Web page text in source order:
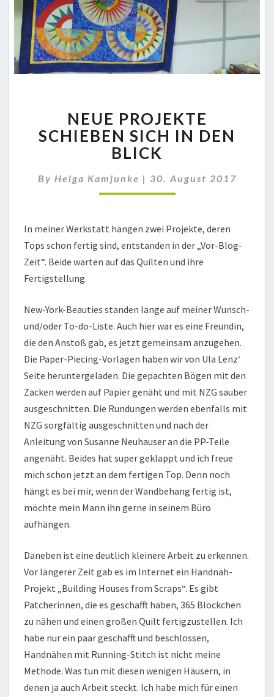
PROJEKTE
SCHIEBEN
SICH
IN
BLICK
NEUE PROJEKTE
SCHIEBEN SICH IN DEN
BLICK
By Helga Kamjunke | 30. August 2017
In meiner Werkstatt hängen zwei Projekte, deren
Tops schon fertig sind, entstanden in der „Vor-Blog-
Zeit“. Beide warten auf das Quilten und ihre
Fertigstellung.
New-York-Beauties standen lange auf meiner Wunsch-
und/oder To-do-Liste. Auch hier war es eine Freundin,
die den Anstoß gab, es jetzt gemeinsam anzugehen.
Die Paper-Piecing-Vorlagen haben wir von Ula Lenz‘
Seite heruntergeladen. Die gepachten Bögen mit den
Zacken werden auf Papier genäht und mit NZG sauber
ausgeschnitten. Die Rundungen werden ebenfalls mit
NZG sorgfältig ausgeschnitten und nach der
Anleitung von Susanne Neuhauser an die PP-Teile
angenäht. Beides hat super geklappt und ich freue
mich schon jetzt an dem fertigen Top. Denn noch
hängt es bei mir, wenn der Wandbehang fertig ist,
möchte mein Mann ihn gerne in seinem Büro
aufhängen.
Daneben ist eine deutlich kleinere Arbeit zu erkennen.
Vor längerer Zeit gab es im Internet ein Handnäh-
Projekt „Building Houses from Scraps“. Es gibt
Patcherinnen, die es geschafft haben, 365 Blöckchen
zu nähen und einen großen Quilt fertigzustellen. Ich
habe nur ein paar geschafft und beschlossen,
Handnähen mit Running-Stitch ist nicht meine
Methode. Was tun mit diesen wenigen Häusern, in
denen ja auch Arbeit steckt. Ich habe mich für einen